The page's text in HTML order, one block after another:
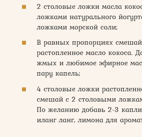
2 столовые ложки масла
ложками натурального
ложками морской соли;
В равных пропорциях смешай
растопленное масло кокоса.
жмых и любимое эфирное
пару капель;
4 столовые ложки
смешай с 2 столовыми
По желанию добавь 2-3
иланг ланг, лимона для